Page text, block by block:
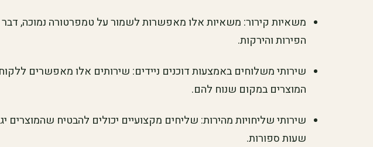
משאיות קירור: משאיות אלו מאפשרות לשמור על טמפרטורה נמוכה,
הפירות והירקות.
שירותי משלוחים באמצעות דוכנים ניידים: שירותים אלו מאפשרים
המוצרים במקום שנוח להם.
שירותי שליחויות מהירות: שליחים מקצועיים יכולים להבטיח שהמוצרים
שעות ספורות.